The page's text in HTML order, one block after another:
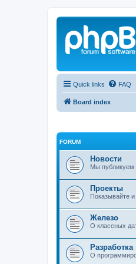
Quick links FAQ
Board index
FORUM
Новости
Мы публикуем
Проекты
Показывайте
Железо
О классных
Разработка
О